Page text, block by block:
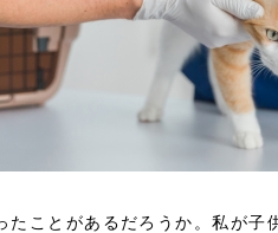
たことがあるだろうか。私が